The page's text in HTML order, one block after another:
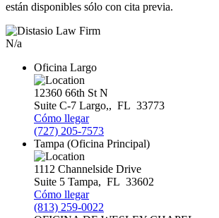
están disponibles sólo con cita previa.
N/a
Oficina Largo
12360 66th St N
Suite C-7 Largo,, FL 33773
Cómo llegar
(727) 205-7573
Tampa (Oficina Principal)
1112 Channelside Drive
Suite 5 Tampa, FL 33602
Cómo llegar
(813) 259-0022